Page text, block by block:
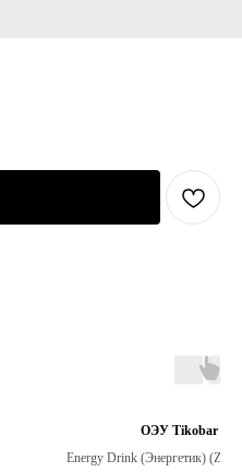
ОЭУ Tikobar
Energy Drink (Энергетик) (Zero